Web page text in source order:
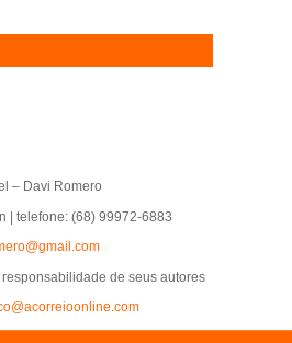
– Davi Romero
| telefone: (68) 99972-6883
de seus autores